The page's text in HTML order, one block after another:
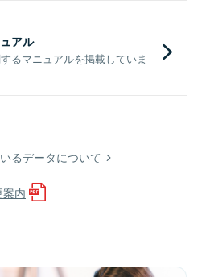
アル
るマニュアルを掲載していま
るデータについて
内